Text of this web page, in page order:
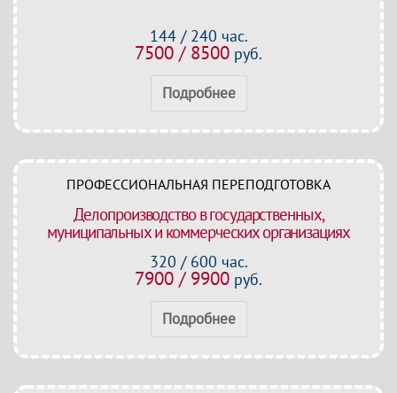
144 / 240 час.
7500 / 8500 руб.
Подробнее
ПРОФЕССИОНАЛЬНАЯ ПЕРЕПОДГОТОВКА
Делопроизводство в государственных,
муниципальных и коммерческих организациях
320 / 600 час.
7900 / 9900 руб.
Подробнее